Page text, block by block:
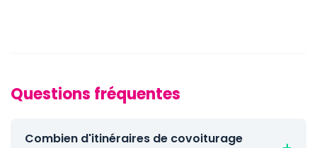
Questions fréquentes
Combien d'itinéraires de covoiturage